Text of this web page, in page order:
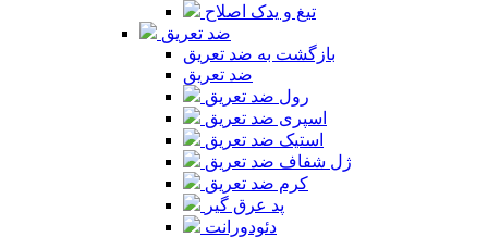
تیغ و یدک اصلاح
ضد تعریق
بازگشت به ضد تعریق
ضد تعریق
رول ضد تعریق
اسپری ضد تعریق
استیک ضد تعریق
ژل شفاف ضد تعریق
کرم ضد تعریق
پد عرق گیر
دئودورانت